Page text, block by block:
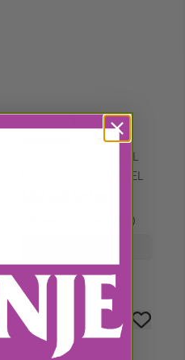
10550/021 SOFTSHELL
MELANGE 95%PL/5%EL
På lager: 4,7 meter (47 dm)